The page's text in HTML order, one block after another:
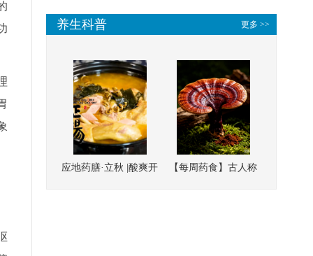
更多 >>
养生科普
应地药膳·立秋 |酸爽开
【每周药食】古人称